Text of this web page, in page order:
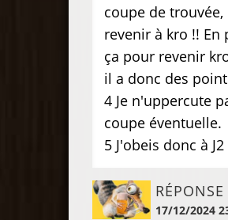
coupe de
revenir à kro !!
ça pour revenir
il a donc des
4 Je n'uppercute
coupe éventuelle.
5 J'obeis donc à
RÉPONSE
17/12/2024